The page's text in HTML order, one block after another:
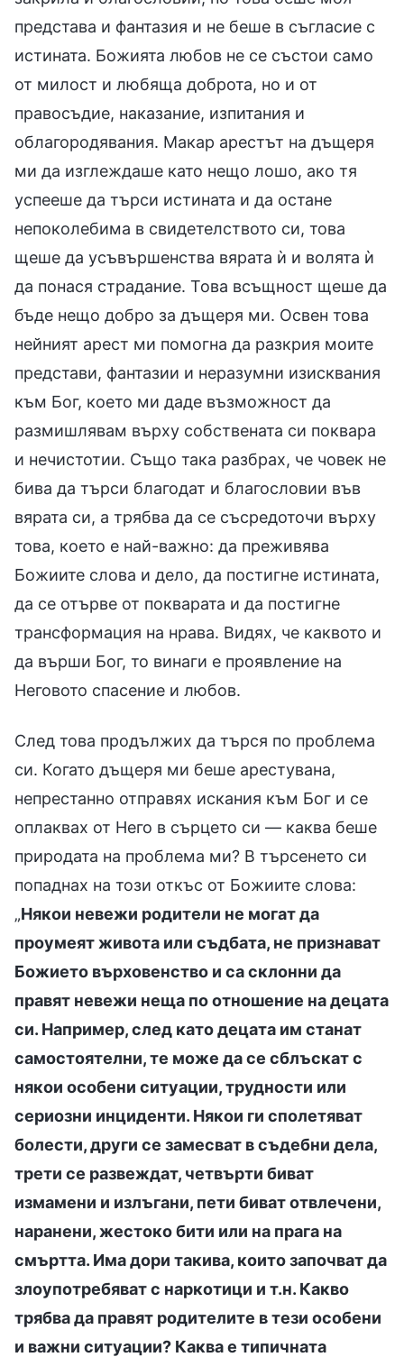
представа и фантазия и не беше в съгласие с
истината. Божията любов не се състои само
от милост и любяща доброта, но и от
правосъдие, наказание, изпитания и
облагородявания. Макар арестът на дъщеря
ми да изглеждаше като нещо лошо, ако тя
успееше да търси истината и да остане
непоколебима в свидетелството си, това
щеше да усъвършенства вярата ѝ и волята ѝ
да понася страдание. Това всъщност щеше да
бъде нещо добро за дъщеря ми. Освен това
нейният арест ми помогна да разкрия моите
представи, фантазии и неразумни изисквания
към Бог, което ми даде възможност да
размишлявам върху собствената си поквара
и нечистотии. Също така разбрах, че човек не
бива да търси благодат и благословии във
вярата си, а трябва да се съсредоточи върху
това, което е най-важно: да преживява
Божиите слова и дело, да постигне истината,
да се отърве от покварата и да постигне
трансформация на нрава. Видях, че каквото и
да върши Бог, то винаги е проявление на
Неговото спасение и любов.
След това продължих да търся по проблема
си. Когато дъщеря ми беше арестувана,
непрестанно отправях искания към Бог и се
оплаквах от Него в сърцето си — каква беше
природата на проблема ми? В търсенето си
попаднах на този откъс от Божиите слова:
„Някои невежи родители не могат да
проумеят живота или съдбата, не признават
Божието върховенство и са склонни да
правят невежи неща по отношение на децата
си. Например, след като децата им станат
самостоятелни, те може да се сблъскат с
някои особени ситуации, трудности или
сериозни инциденти. Някои ги сполетяват
болести, други се замесват в съдебни дела,
трети се развеждат, четвърти биват
измамени и излъгани, пети биват отвлечени,
наранени, жестоко бити или на прага на
смъртта. Има дори такива, които започват да
злоупотребяват с наркотици и т.н. Какво
трябва да правят родителите в тези особени
и важни ситуации? Каква е типичната